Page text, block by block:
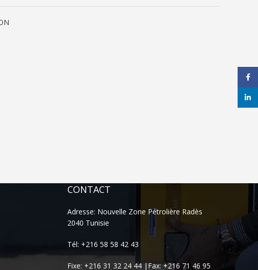
CONTACT
Adresse: Nouvelle Zone Pétrolière Radès
2040 Tunisie
Tél: +216 58 58 42 43
Fixe: +216 31 32 24 44 |Fax: +216 71 46 95